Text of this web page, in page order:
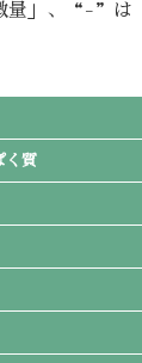
」、“-”は
く質